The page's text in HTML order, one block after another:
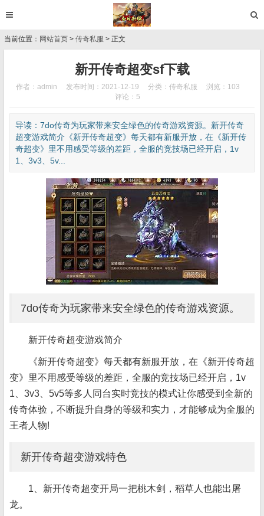
当前位置： 网站首页 > 传奇私服 > 正文
新开传奇超变sf下载
作者：admin 发布时间：2021-12-19 分类： 传奇私服
浏览：103
评论：5
导读：7do传奇为玩家带来安全绿色的传奇游戏资源。新开传奇
超变游戏简介《新开传奇超变》每天都有新服开放，在《新开传
奇超变》里不用感受等级的差距，全服的竞技场已经开启，1v
1、3v3、5v...
7do传奇为玩家带来安全绿色的传奇游戏资源。
新开传奇超变游戏简介
《新开传奇超变》每天都有新服开放，在《新开传奇超
变》里不用感受等级的差距，全服的竞技场已经开启，1v
1、3v3、5v5等多人同台实时竞技的模式让你感受到全新的
传奇体验，不断提升自身的等级和实力，才能够成为全服的
王者人物!
新开传奇超变游戏特色
1、新开传奇超变开局一把桃木剑，稻草人也能出屠
龙。